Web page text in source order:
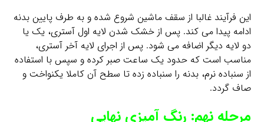
این فرآیند غالبا از سقف ماشین شروع شده و به طرف پایین بدنه
ادامه پیدا می کند. پس از خشک شدن لایه اول آستری، یک یا
دو لایه دیگر اضافه می شود. پس از اجرای لایه آخر آستری،
مناسب است که حدود یک ساعت صبر کرده و سپس با استفاده
از سنباده نرم، بدنه را سنباده زده تا سطح آن کاملا یکنواخت و
صاف گردد.
مرحله نهم: رنگ آمیزی نهایی